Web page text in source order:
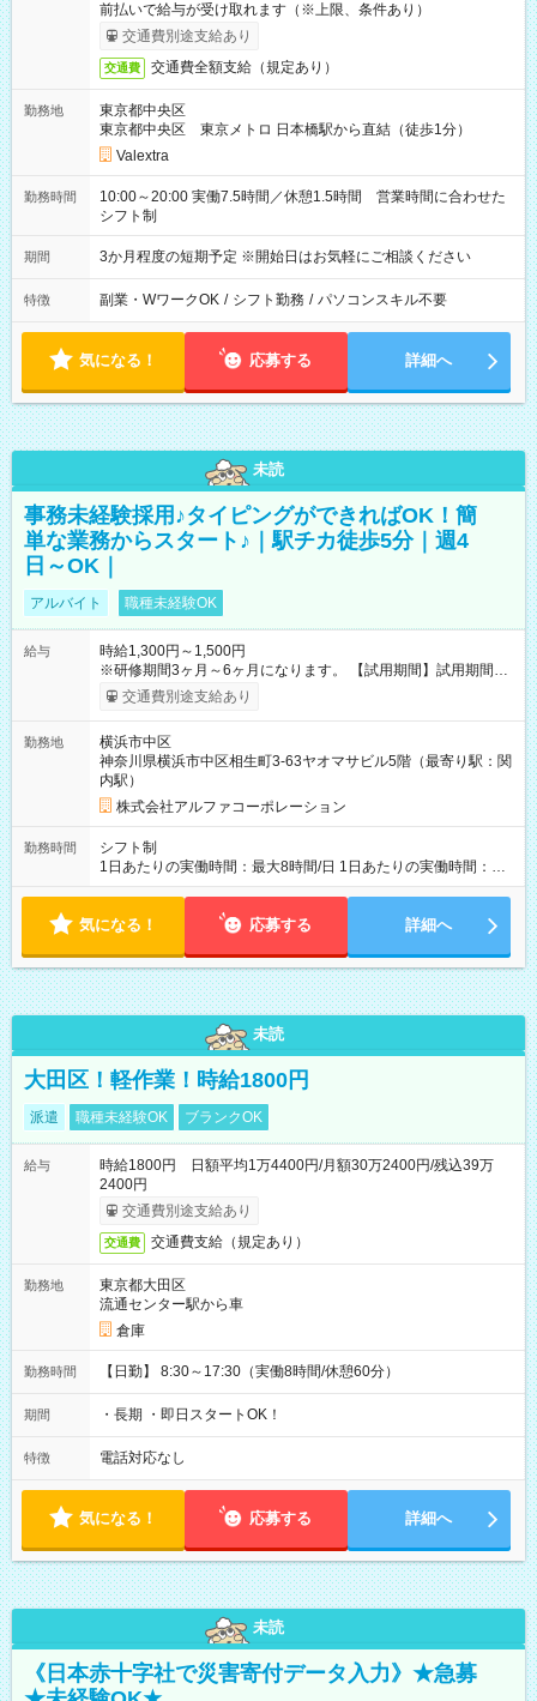
前払いで給与が受け取れます（※上限、条件あり）
交通費別途支給あり
交通費 交通費全額支給（規定あり）
勤務地
東京都中央区
東京都中央区 東京メトロ 日本橋駅から直結（徒歩1分）
Valextra
勤務時間
10:00～20:00 実働7.5時間／休憩1.5時間 営業時間に合わせた
シフト制
期間 3か月程度の短期予定 ※開始日はお気軽にご相談ください
特徴 副業・WワークOK / シフト勤務 / パソコンスキル不要
気になる！ 応募する 詳細へ
未読
事務未経験採用♪タイピングができればOK！簡
単な業務からスタート♪｜駅チカ徒歩5分｜週4
日～OK｜
アルバイト 職種未経験OK
給与
時給1,300円～1,500円
※研修期間3ヶ月～6ヶ月になります。 【試用期間】試用期間あ
り 試用期間の長さ：1ヶ月 雇用形態、給与は本採用時と同じで
す。
交通費別途支給あり
勤務地
横浜市中区
神奈川県横浜市中区相生町3-63ヤオマサビル5階（最寄り駅：関
内駅）
株式会社アルファコーポレーション
勤務時間
シフト制
1日あたりの実働時間：最大8時間/日 1日あたりの実働時間：
7~8時間 シフト例 ・10時00分～18時00分 ・10時00分～19時00
気になる！ 応募する 詳細へ
未読
大田区！軽作業！時給1800円
派遣 職種未経験OK ブランクOK
給与
時給1800円 日額平均1万4400円/月額30万2400円/残込39万
2400円
交通費別途支給あり
交通費 交通費支給（規定あり）
勤務地
東京都大田区
流通センター駅から車
倉庫
勤務時間 【日勤】 8:30～17:30（実働8時間/休憩60分）
期間 ・長期 ・即日スタートOK！
特徴 電話対応なし
気になる！ 応募する 詳細へ
未読
《日本赤十字社で災害寄付データ入力》★急募